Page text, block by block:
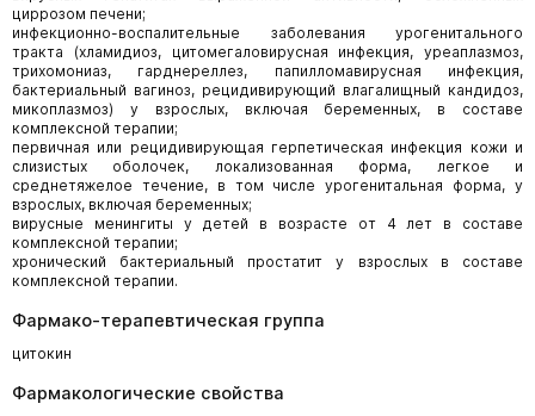
циррозом печени;
инфекционно-воспалительные заболевания урогенитального
тракта (хламидиоз, цитомегаловирусная инфекция, уреаплазмоз,
трихомониаз, гарднереллез, папилломавирусная инфекция,
бактериальный вагиноз, рецидивирующий влагалищный кандидоз,
микоплазмоз) у взрослых, включая беременных, в составе
комплексной терапии;
первичная или рецидивирующая герпетическая инфекция кожи и
слизистых оболочек, локализованная форма, легкое и
среднетяжелое течение, в том числе урогенитальная форма, у
взрослых, включая беременных;
вирусные менингиты у детей в возрасте от 4 лет в составе
комплексной терапии;
хронический бактериальный простатит у взрослых в составе
комплексной терапии.
Фармако-терапевтическая группа
цитокин
Фармакологические свойства